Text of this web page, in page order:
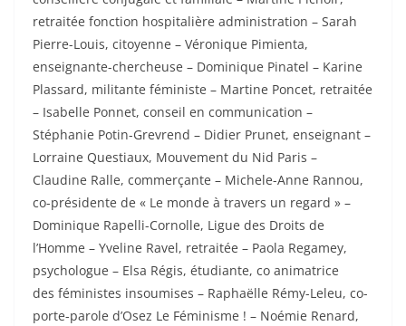
retraitée fonction hospitalière administration – Sarah
Pierre-Louis, citoyenne – Véronique Pimienta,
enseignante-chercheuse – Dominique Pinatel – Karine
Plassard, militante féministe – Martine Poncet, retraitée
– Isabelle Ponnet, conseil en communication –
Stéphanie Potin-Grevrend – Didier Prunet, enseignant –
Lorraine Questiaux, Mouvement du Nid Paris –
Claudine Ralle, commerçante – Michele-Anne Rannou,
co-présidente de « Le monde à travers un regard » –
Dominique Rapelli-Cornolle, Ligue des Droits de
l’Homme – Yveline Ravel, retraitée – Paola Regamey,
psychologue – Elsa Régis, étudiante, co animatrice
des féministes insoumises – Raphaëlle Rémy-Leleu, co-
porte-parole d’Osez Le Féminisme ! – Noémie Renard,